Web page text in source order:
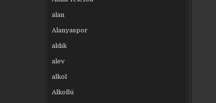
alan
Alanyaspor
aldık
alev
alkol
Alkollü